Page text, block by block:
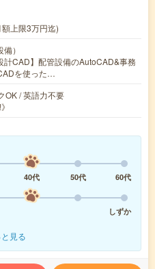
上限3万円迄)
）
計CAD】配管設備のAutoCAD&事務
を使った…
OK / 英語力不要
40代 50代
60代
しずか
見る